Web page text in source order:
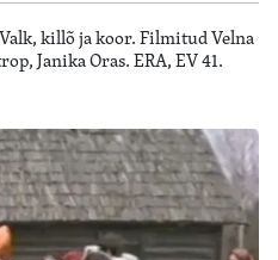
killõ ja koor. Filmitud Velna
Janika Oras. ERA, EV 41.